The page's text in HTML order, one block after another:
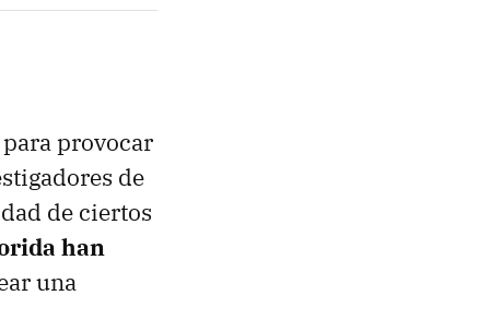
provocar
de
de ciertos
han
una